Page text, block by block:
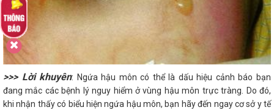
>>> Lời khuyên: Ngứa hậu môn có thể là dấu hiệu cảnh báo bạn
đang mắc các bệnh lý nguy hiểm ở vùng hậu môn trực tràng. Do đó,
khi nhận thấy có biểu hiện ngứa hậu môn, bạn hãy đến ngay cơ sở y tế